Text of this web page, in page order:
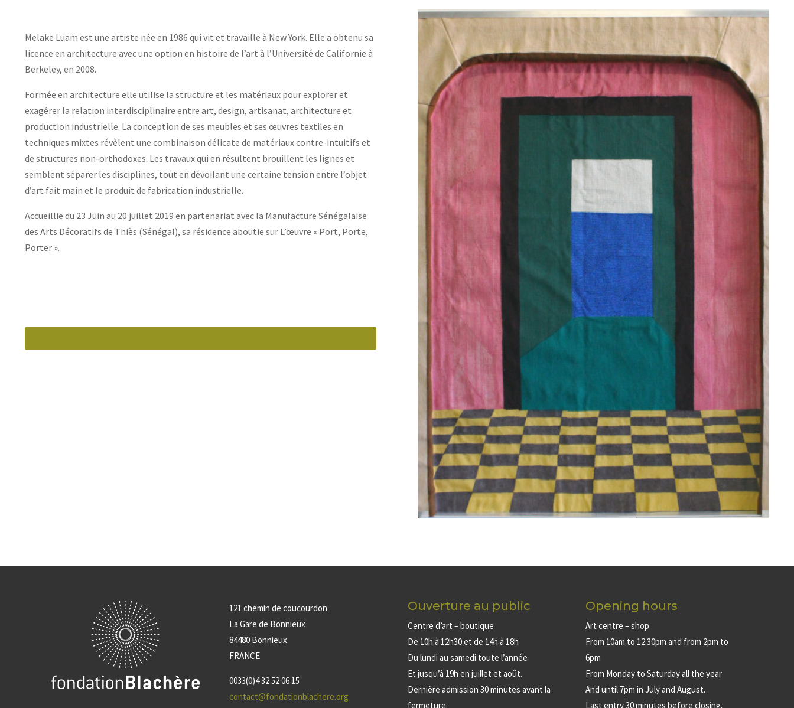
Melake Luam est une artiste née en 1986 qui vit et travaille à New York. Elle a obtenu sa
licence en architecture avec une option en histoire de l’art à l’Université de Californie à
Berkeley, en 2008.
Formée en architecture elle utilise la structure et les matériaux pour explorer et
exagérer la relation interdisciplinaire entre art, design, artisanat, architecture et
production industrielle. La conception de ses meubles et ses œuvres textiles en
techniques mixtes révèlent une combinaison délicate de matériaux contre-intuitifs et
de structures non-orthodoxes. Les travaux qui en résultent brouillent les lignes et
semblent séparer les disciplines, tout en dévoilant une certaine tension entre l’objet
d’art fait main et le produit de fabrication industrielle.
Accueillie du 23 Juin au 20 juillet 2019 en partenariat avec la Manufacture Sénégalaise
des Arts Décoratifs de Thiès (Sénégal), sa résidence aboutie sur L’œuvre « Port, Porte,
Porter ».
121 chemin de coucourdon
La Gare de Bonnieux
84480 Bonnieux
FRANCE
0033(0)4 32 52 06 15
contact@fondationblachere.org
Ouverture au public
Centre d’art – boutique
De 10h à 12h30 et de 14h à 18h
Du lundi au samedi toute l’année
Et jusqu’à 19h en juillet et août.
Dernière admission 30 minutes avant la
fermeture.
Opening hours
Art centre – shop
From 10am to 12:30pm and from 2pm to
6pm
From Monday to Saturday all the year
And until 7pm in July and August.
Last entry 30 minutes before closing.